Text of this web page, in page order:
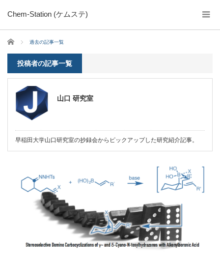
Chem-Station (ケムステ)
ホーム 過去の記事一覧
投稿者の記事一覧
山口 研究室
早稲田大学山口研究室の抄録会からピックアップした研究紹介記事。